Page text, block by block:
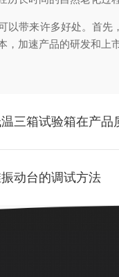
带来许多好处。首先
，加速产品的研发和上
三箱试验箱在产品
动台的调试方法